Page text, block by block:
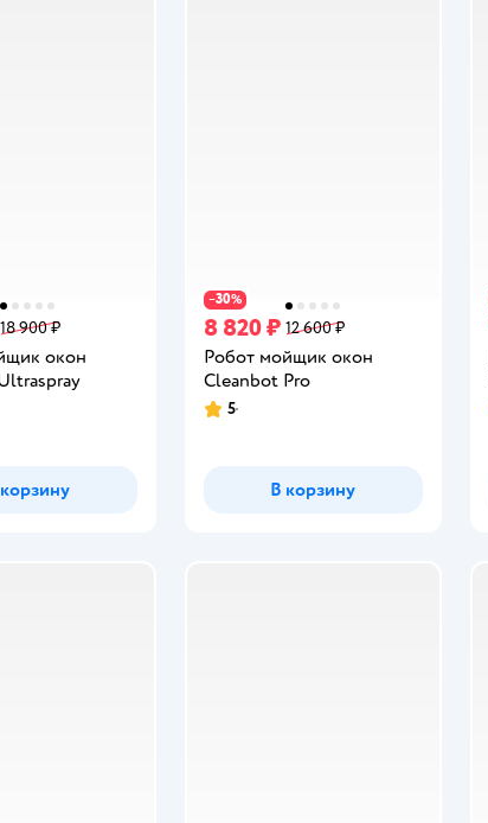
18 900 ₽
окон
−30%
8 820 ₽ 12 600 ₽
Робот мойщик окон
Cleanbot Pro
Рейтинг:
5
В корзину